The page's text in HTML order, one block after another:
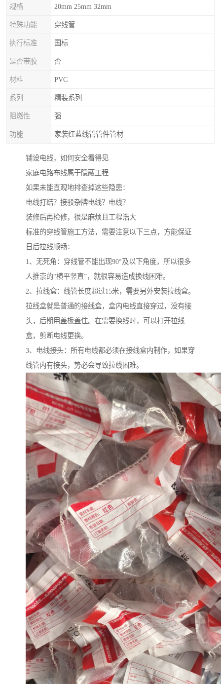
规格 20mm 25mm 32mm
特殊功能 穿线管
执行标准 国标
是否带胶 否
材料 PVC
系列 精装系列
阻燃性 强
功能 家装红蓝线管管件管材
铺设电线，如何安全看得见
家庭电路布线属于隐蔽工程
如果未能直观地排查掉这些隐患：
电线打结？接驳杂牌电线？电线？
装修后再检修，很是麻烦且工程浩大
标准的穿线管施工方法，需要注意以下三点，方能保证
日后拉线顺畅：
1、无死角：穿线管不能出现90°及以下角度，所以很多
人推崇的“横平竖直”，就很容易造成换线困难。
2、拉线盒：线管长度超过15米，需要另外安装拉线盒。
拉线盒就是普通的接线盒，盒内电线直接穿过，没有接
头，后期用盖板盖住。在需要换线时，可以打开拉线
盒，剪断电线更换。
3、电线接头：所有电线都必须在接线盒内制作，如果穿
线管内有接头，势必会导致拉线困难。